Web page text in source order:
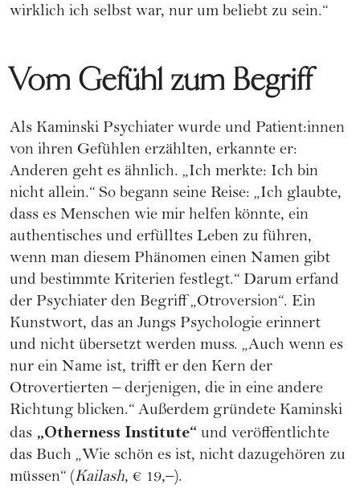
wirklich ich selbst war, nur um beliebt zu sein.“
Vom Gefühl zum Begriff
Als Kaminski Psychiater wurde und Patient:innen
von ihren Gefühlen erzählten, erkannte er:
Anderen geht es ähnlich. „Ich merkte: Ich bin
nicht allein.“ So begann seine Reise: „Ich glaubte,
dass es Menschen wie mir helfen könnte, ein
authentisches und erfülltes Leben zu führen,
wenn man diesem Phänomen einen Namen gibt
und bestimmte Kriterien festlegt.“ Darum erfand
der Psychiater den Begriff „Otroversion“. Ein
Kunstwort, das an Jungs Psychologie erinnert
und nicht übersetzt werden muss. „Auch wenn es
nur ein Name ist, trifft er den Kern der
Otrovertierten – derjenigen, die in eine andere
Richtung blicken.“ Außerdem gründete Kaminski
das „Otherness Institute“ und veröffentlichte
das Buch „Wie schön es ist, nicht dazugehören zu
müssen“ (Kailash, € 19,–).